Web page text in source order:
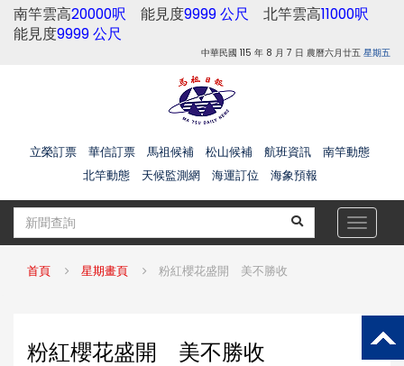
南竿雲高20000呎 能見度9999 公尺 北竿雲高11000呎
能見度9999 公尺
中華民國 115 年 8 月 7 日 農曆六月廿五 星期五
立榮訂票 華信訂票 馬祖候補 松山候補 航班資訊
南竿動態
北竿動態
天候監測網 海運訂位 海象預報
Toggle
首頁 星期畫頁 粉紅櫻花盛開 美不勝收
粉紅櫻花盛開 美不勝收